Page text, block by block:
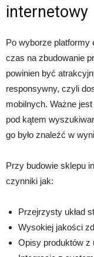
internetowy
Po wyborze platformy
czas na zbudowanie
powinien być
responsywny, czyli
mobilnych. Ważne
pod kątem
go było znaleźć w
Przy budowie sklepu
czynniki jak:
Przejrzysty układ
Wysokiej jakości
Opisy produktów z